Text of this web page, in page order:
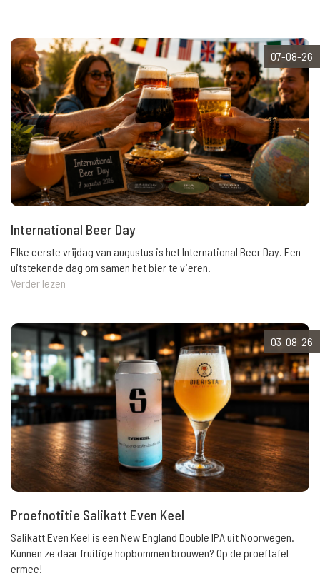
07-08-26
International Beer Day
Elke eerste vrijdag van augustus is het International Beer Day. Een
uitstekende dag om samen het bier te vieren.
Verder lezen
03-08-26
Proefnotitie Salikatt Even Keel
Salikatt Even Keel is een New England Double IPA uit Noorwegen.
Kunnen ze daar fruitige hopbommen brouwen? Op de proeftafel
ermee!